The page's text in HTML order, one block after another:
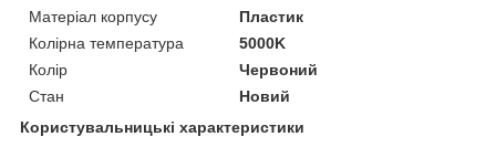
Матеріал корпусу
Пластик
Колірна температура
5000K
Колір
Червоний
Стан
Новий
Користувальницькі характеристики